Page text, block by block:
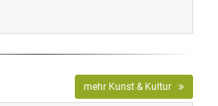
mehr Kunst & Kultur